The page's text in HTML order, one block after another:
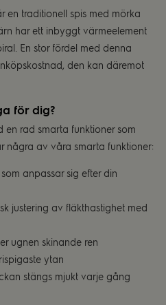
en traditionell spis med mörka
har ett inbyggt värmeelement
En stor fördel med denna
den kan däremot
för dig?
en rad smarta funktioner som
några av våra smarta funktioner:
anpassar sig efter din
justering av fläkthastighet med
ugnen skinande ren
ytan
stängs mjukt varje gång